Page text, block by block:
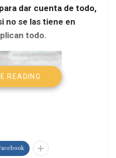
dar cuenta de todo,
no se las tiene en
todo.
READING